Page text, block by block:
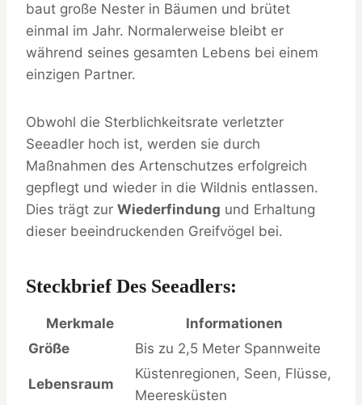
baut große Nester in Bäumen und brütet
einmal im Jahr. Normalerweise bleibt er
während seines gesamten Lebens bei einem
einzigen Partner.
Obwohl die Sterblichkeitsrate verletzter
Seeadler hoch ist, werden sie durch
Maßnahmen des Artenschutzes erfolgreich
gepflegt und wieder in die Wildnis entlassen.
Dies trägt zur Wiederfindung und Erhaltung
dieser beeindruckenden Greifvögel bei.
Steckbrief Des Seeadlers:
Merkmale
Informationen
Größe
Bis zu 2,5 Meter Spannweite
Lebensraum
Küstenregionen, Seen, Flüsse,
Meeresküsten